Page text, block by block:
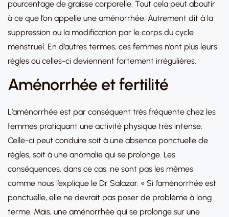
pourcentage de graisse corporelle. Tout cela peut aboutir
à ce que l’on appelle une aménorrhée. Autrement dit à la
suppression ou la modification par le corps du cycle
menstruel. En d’autres termes, ces femmes n’ont plus leurs
règles ou celles-ci deviennent fortement irrégulières.
Aménorrhée et fertilité
L’aménorrhée est par conséquent très fréquente chez les
femmes pratiquant une activité physique très intense.
Celle-ci peut conduire soit à une absence ponctuelle de
règles, soit à une anomalie qui se prolonge. Les
conséquences, dans ce cas, ne sont pas les mêmes
comme nous l’explique le Dr Salazar. « Si l’aménorrhée est
ponctuelle, elle ne devrait pas poser de problème à long
terme. Mais, une aménorrhée qui se prolonge sur une